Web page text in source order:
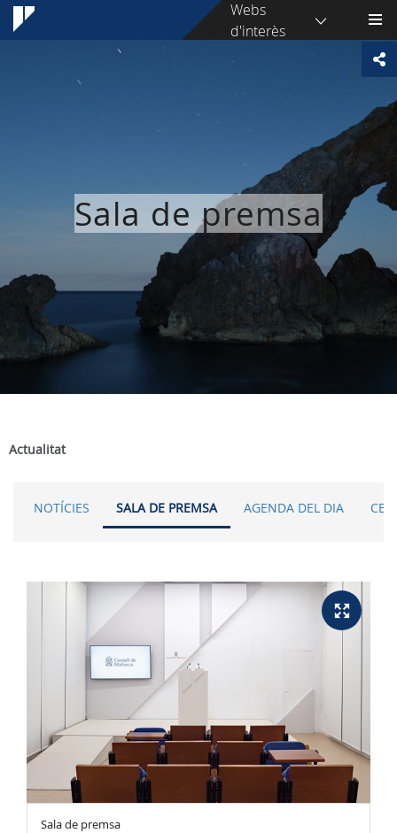
Webs
d'interès
Sala de premsa
Actualitat
NOTÍCIES SALA DE PREMSA AGENDA DEL DIA
Sala de premsa